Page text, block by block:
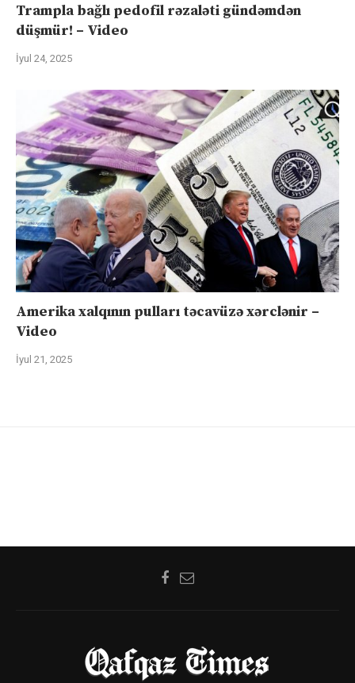
Trampla bağlı pedofil rəzaləti gündəmdən
düşmür! – Video
İyul 24, 2025
Amerika xalqının pulları təcavüzə xərclənir –
Video
İyul 21, 2025